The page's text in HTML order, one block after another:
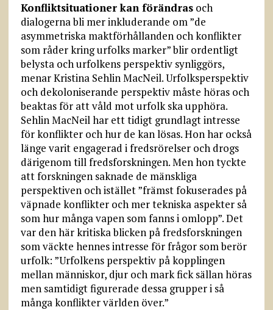
Konfliktsituationer kan förändrasoch
dialogerna bli mer inkluderande om ”de
asymmetriska maktförhållanden och konflikter
som råder kring urfolks marker” blir ordentligt
belysta och urfolkens perspektiv synliggörs,
menar Kristina Sehlin MacNeil. Urfolksperspektiv
och dekoloniserande perspektiv måste höras och
beaktas för att våld mot urfolk ska upphöra.
Sehlin MacNeil har ett tidigt grundlagt intresse
för konflikter och hur de kan lösas. Hon har också
länge varit engagerad i fredsrörelser och drogs
därigenom till fredsforskning­en. Men hon tyckte
att forskning­en saknade de mänskliga
perspektiven och istället ”främst fokuserades på
väpnade konflikter och mer tekniska aspekter så
som hur många vapen som fanns i omlopp”. Det
var den här kritiska blicken på fredsforskningen
som väckte hennes intresse för frågor som berör
urfolk: ”Urfolkens perspektiv på kopplingen
mellan människor, djur och mark fick sällan höras
men samtidigt figurerade dessa grupper i så
många konflikter världen över.”